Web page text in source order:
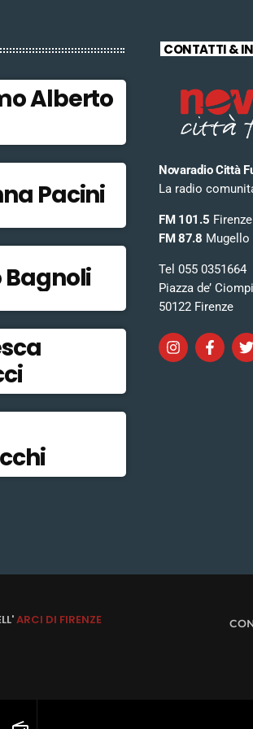
Alberto
Pacini
Bagnoli
CONTATTI &
Novaradio Città
La radio
FM 101.5
FM 87.8 Mugello
Tel 055 0351664
Piazza de’
50122 Firenze
ARCI DI FIRENZE